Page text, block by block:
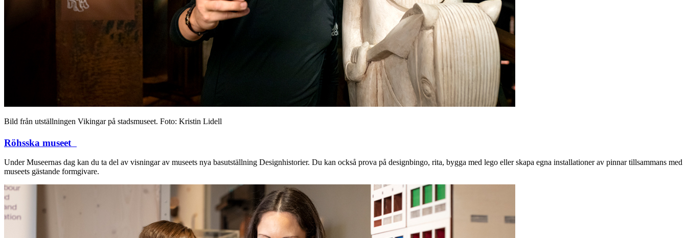
Bild från utställningen Vikingar på stadsmuseet. Foto: Kristin Lidell
Röhsska museet
Under Museernas dag kan du ta del av visningar av museets nya basutställning Designhistorier. Du kan också prova på designbingo, rita, bygga med lego eller skapa egna installationer av pinnar tillsammans med
museets gästande formgivare.